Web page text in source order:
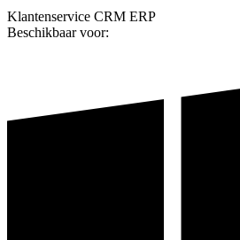
Klantenservice CRM ERP
Beschikbaar voor: